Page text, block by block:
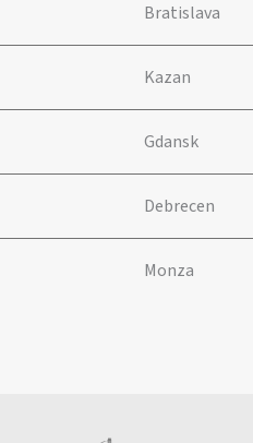
Bratislava
Kazan
Gdansk
Debrecen
Monza